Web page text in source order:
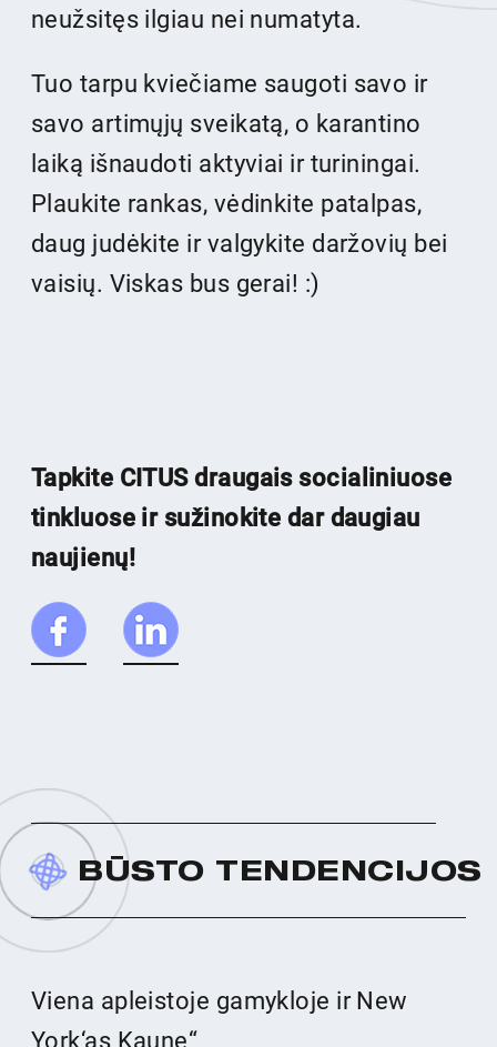
neužsitęs ilgiau nei numatyta.
Tuo tarpu kviečiame saugoti savo ir
savo artimųjų sveikatą, o karantino
laiką išnaudoti aktyviai ir turiningai.
Plaukite rankas, vėdinkite patalpas,
daug judėkite ir valgykite daržovių bei
vaisių. Viskas bus gerai! :)
Tapkite CITUS draugais socialiniuose
tinkluose ir sužinokite dar daugiau
naujienų!
BŪSTO TENDENCIJOS
Viena apleistoje gamykloje ir New
York‘as Kaune“